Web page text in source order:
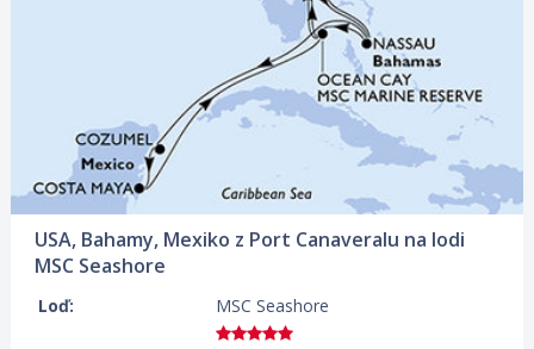
USA, Bahamy, Mexiko z Port Canaveralu na lodi
MSC Seashore
Loď: MSC Seashore
ZOBRAZIT DETAIL
17.09.2026 – 27.09.2026
599 €/OS.
ZOBRAZIT DETAIL
01.10.2026 – 11.10.2026
569 €/OS.
ZOBRAZIT DETAIL
15.10.2026 – 25.10.2026
509 €/OS.